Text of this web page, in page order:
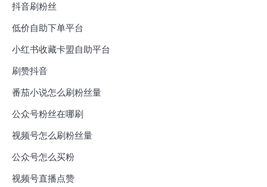
抖音刷粉丝
低价自助下单平台
小红书收藏卡盟自助平台
刷赞抖音
番茄小说怎么刷粉丝量
公众号粉丝在哪刷
视频号怎么刷粉丝量
公众号怎么买粉
视频号直播点赞